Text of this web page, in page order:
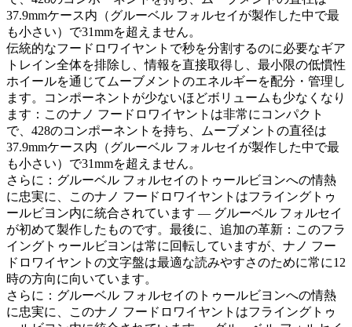
37.9mmケース内（グルーベル フォルセイが製作した中で最
も小さい）で31mmを超えません。
伝統的なフードロワイヤントで秒を分割するのに必要なギア
トレイン全体を排除し、情報を直接取得し、最小限の低慣性
ホイールを通じてムーブメントのエネルギーを配分・管理し
ます。コンポーネントが少ないほどボリュームも少なくなり
ます：このナノ フードロワイヤントは非常にコンパクト
で、428のコンポーネントを持ち、ムーブメントの直径は
37.9mmケース内（グルーベル フォルセイが製作した中で最
も小さい）で31mmを超えません。
さらに：グルーベル フォルセイのトゥールビヨンへの情熱
に忠実に、このナノ フードロワイヤントはフライングトゥ
ールビヨン内に統合されています — グルーベル フォルセイ
が初めて製作したものです。最後に、追加の革新：このフラ
イングトゥールビヨンは常に回転していますが、ナノ フー
ドロワイヤントの文字盤は最適な読みやすさのために常に12
時の方向に向いています。
さらに：グルーベル フォルセイのトゥールビヨンへの情熱
に忠実に、このナノ フードロワイヤントはフライングトゥ